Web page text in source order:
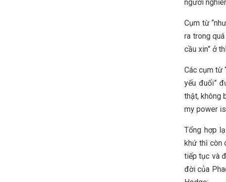
người
Cụm từ
ra trong
cầu xin” ở
Các cụm từ
yếu đuối”
thật, không
my power
Tổng hợp
khứ thì còn
tiếp tục và
đời của